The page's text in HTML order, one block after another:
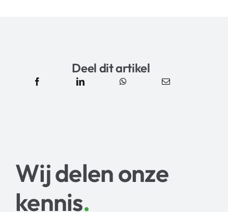
Deel dit artikel
Wij delen onze
kennis.